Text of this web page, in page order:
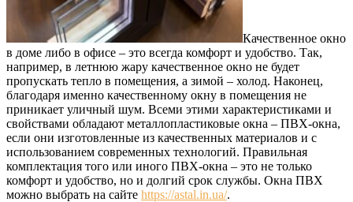
Качественное окно
в доме либо в офисе – это всегда комфорт и удобство. Так,
например, в летнюю жару качественное окно не будет
пропускать тепло в помещения, а зимой – холод. Наконец,
благодаря именно качественному окну в помещения не
приникает уличный шум. Всеми этими характеристиками и
свойствами обладают металлопластиковые окна – ПВХ-окна,
если они изготовленные из качественных материалов и с
использованием современных технологий. Правильная
комплектация того или иного ПВХ-окна – это не только
комфорт и удобство, но и долгий срок службы. Окна ПВХ
можно выбрать на сайте https://astal.in.ua/.